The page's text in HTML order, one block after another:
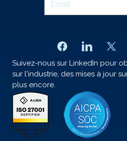
Suivez-nous sur LinkedIn pour
sur l'industrie, des mises à jour
plus encore.